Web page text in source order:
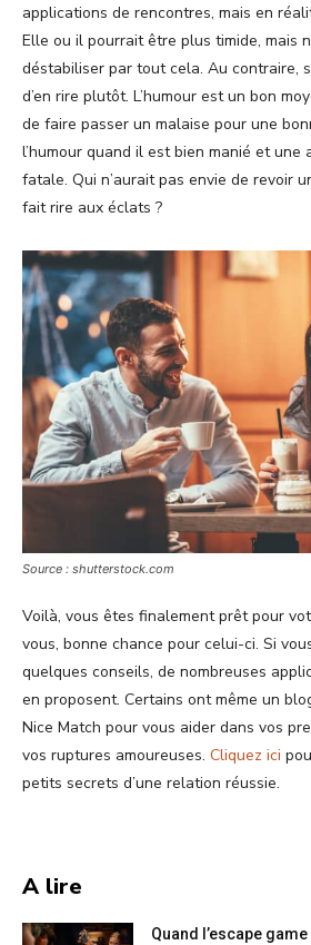
applications de rencontres, mais en
Elle ou il pourrait être plus timide, mais
déstabiliser par tout cela. Au contraire,
d’en rire plutôt. L’humour est un bon
de faire passer un malaise pour une
l’humour quand il est bien manié et une
fatale. Qui n’aurait pas envie de revoir
fait rire aux éclats ?
Source : shutterstock.com
Voilà, vous êtes finalement prêt pour
vous, bonne chance pour celui-ci. Si
quelques conseils, de nombreuses
en proposent. Certains ont même un
Nice Match pour vous aider dans vos
vos ruptures amoureuses. Cliquez ici
petits secrets d’une relation réussie.
A lire
Quand l’escape